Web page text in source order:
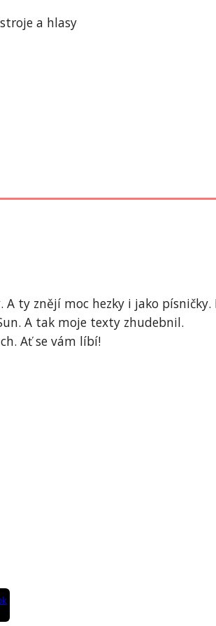
a hlasy
A ty znějí moc hezky i jako písničky.
A tak moje texty zhudebnil.
Ať se vám líbí!